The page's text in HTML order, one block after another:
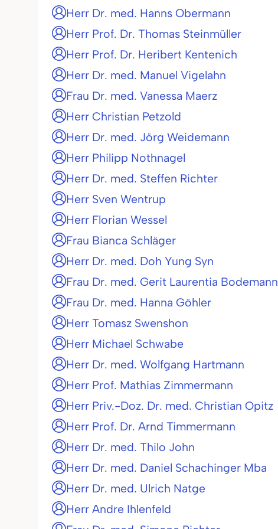
Herr Dr. med. Hanns Obermann
Herr Prof. Dr. Thomas Steinmüller
Herr Prof. Dr. Heribert Kentenich
Herr Dr. med. Manuel Vigelahn
Frau Dr. med. Vanessa Maerz
Herr Christian Petzold
Herr Dr. med. Jörg Weidemann
Herr Philipp Nothnagel
Herr Dr. med. Steffen Richter
Herr Sven Wentrup
Herr Florian Wessel
Frau Bianca Schläger
Herr Dr. med. Doh Yung Syn
Frau Dr. med. Gerit Laurentia Bodemann
Frau Dr. med. Hanna Göhler
Herr Tomasz Swenshon
Herr Michael Schwabe
Herr Dr. med. Wolfgang Hartmann
Herr Prof. Mathias Zimmermann
Herr Priv.-Doz. Dr. med. Christian Opitz
Herr Prof. Dr. Arnd Timmermann
Herr Dr. med. Thilo John
Herr Dr. med. Daniel Schachinger Mba
Herr Dr. med. Ulrich Natge
Herr Andre Ihlenfeld